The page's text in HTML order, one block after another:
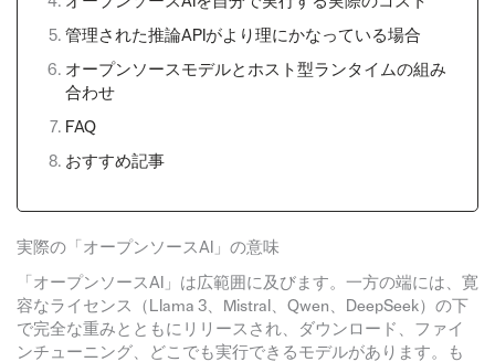
管理された推論APIがより理にかなっている場合
オープンソースモデルとホスト型ランタイムの組み
合わせ
FAQ
おすすめ記事
実際の「オープンソースAI」の意味
「オープンソースAI」は広範囲に及びます。一方の端には、寛
容なライセンス（Llama 3、Mistral、Qwen、DeepSeek）の下
で完全な重みとともにリリースされ、ダウンロード、ファイ
ンチューニング、どこでも実行できるモデルがあります。も